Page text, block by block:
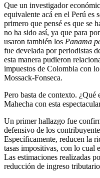
Que un investigador
equivalente acá en el Perú
primero que pensé es que se
no ha sido así, ya que para
usaron también los Panama
fue develada por periodistas
esta manera pudieron
impuestos de Colombia con
Mossack-Fonseca.
Pero basta de contexto.
Mahecha con esta
Un primer hallazgo fue
defensivo de los
Específicamente, reducen la
tasas impositivas, con lo cual
Las estimaciones realizadas
reducción de ingreso